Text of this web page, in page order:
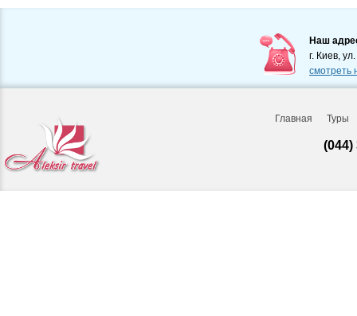
Наш
г. Киев,
смотреть
Главная Туры
(044)